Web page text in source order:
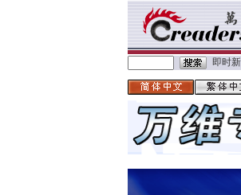
即时